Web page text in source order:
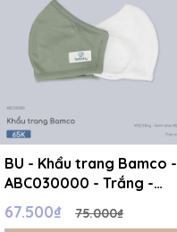
BU - Khẩu trang Bamco -
ABC030000 - Trắng -
xanh olive đậm - Free
size - SS26.T4C
67.500₫ 75.000₫